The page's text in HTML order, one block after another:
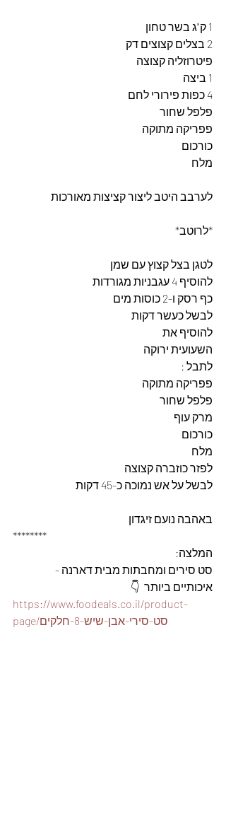
1 ק"ג בשר טחון
2 בצלים קצוצים דק
פיטרוזליה קצוצה
1 ביצה
4 כפות פירורי לחם
פלפל שחור
פפריקה מתוקה
כורכום
מלח
לערבב היטב ליצור קציצות מאורכות
*לרוטב*
לטגן בצל קצוץ עם שמן
להוסיף 4 עגבניות מגורדות
כף רסק ו-2 כוסות מים
לבשל כעשר דקות
להוסיף את
השעועית ירוקה
לתבל :
פפריקה מתוקה
פלפל שחור
מרק עוף
כורכום
מלח
לפזר כוזברה קצוצה
לבשל על אש נמוכה כ-45 דקות
באהבה נועם זיגדון
********
המלצה:
סט סירים ומחבתות מבית דארנה -
איכותיים ביותר  👇
https://www.foodeals.co.il/product-
page/סט-סירי-אבן-שיש-8-חלקים